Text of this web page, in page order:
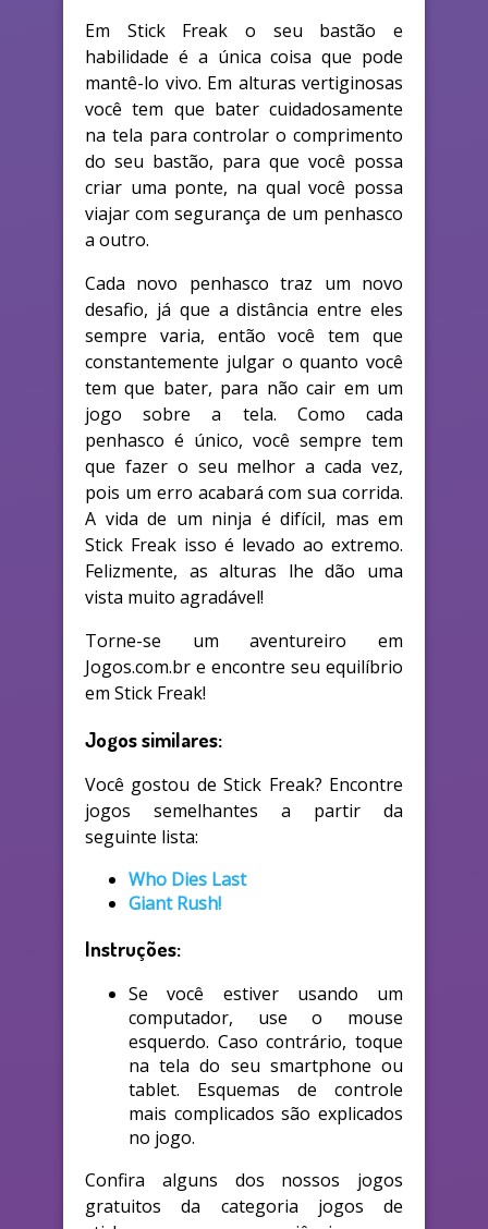
Em Stick Freak o seu bastão e
habilidade é a única coisa que pode
mantê-lo vivo. Em alturas vertiginosas
você tem que bater cuidadosamente
na tela para controlar o comprimento
do seu bastão, para que você possa
criar uma ponte, na qual você possa
viajar com segurança de um penhasco
a outro.
Cada novo penhasco traz um novo
desafio, já que a distância entre eles
sempre varia, então você tem que
constantemente julgar o quanto você
tem que bater, para não cair em um
jogo sobre a tela. Como cada
penhasco é único, você sempre tem
que fazer o seu melhor a cada vez,
pois um erro acabará com sua corrida.
A vida de um ninja é difícil, mas em
Stick Freak isso é levado ao extremo.
Felizmente, as alturas lhe dão uma
vista muito agradável!
Torne-se um aventureiro em
Jogos.com.br e encontre seu equilíbrio
em Stick Freak!
Jogos similares:
Você gostou de Stick Freak? Encontre
jogos semelhantes a partir da
seguinte lista:
Who Dies Last
Giant Rush!
Instruções:
Se você estiver usando um
computador, use o mouse
esquerdo. Caso contrário, toque
na tela do seu smartphone ou
tablet. Esquemas de controle
mais complicados são explicados
no jogo.
Confira alguns dos nossos jogos
gratuitos da categoria jogos de